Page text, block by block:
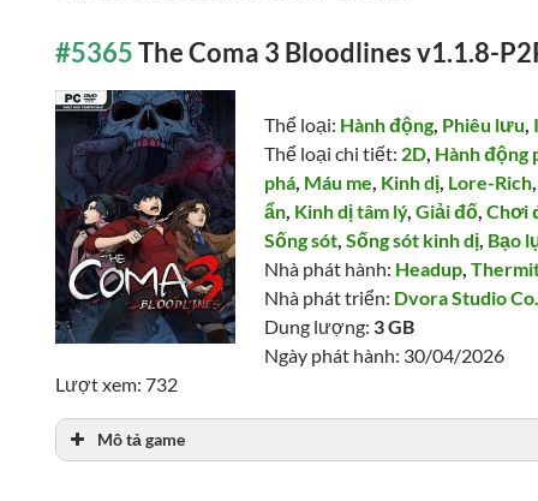
#5365The Coma 3 Bloodlines v1.1.8-
Thể loại: Hành động, Phiêu lưu,
Thể loại chi tiết: 2D, Hành động
phá, Máu me, Kinh dị, Lore-Rich
ẩn, Kinh dị tâm lý,Giải đố,Chơi
Sống sót,Sống sót kinh dị, Bạo
Nhà phát hành: Headup,
Nhà phát triển: Dvora Studio
Dung lượng: 3 GB
Ngày phát hành: 30/04/2026
Lượt xem: 732
Mô tả game